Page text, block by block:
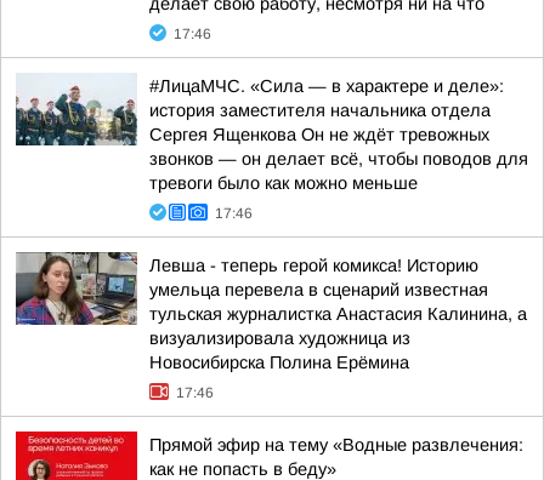
17:46
#ЛицаМЧС. «Сила — в характере и деле»:
история заместителя начальника отдела
Сергея Ященкова Он не ждёт тревожных
звонков — он делает всё, чтобы поводов для
тревоги было как можно меньше
17:46
Левша - теперь герой комикса! Историю
умельца перевела в сценарий известная
тульская журналистка Анастасия Калинина, а
визуализировала художница из
Новосибирска Полина Ерёмина
17:46
Прямой эфир на тему «Водные развлечения:
как не попасть в беду»